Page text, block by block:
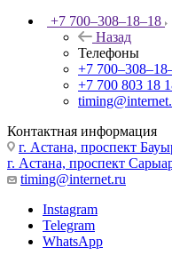
+7 700‒308‒18‒18
Назад
Телефоны
+7
+7 700 803 18
Контактная информация
г. Астана, проспект
г. Астана, проспект
timing@internet.ru
Instagram
Telegram
WhatsApp